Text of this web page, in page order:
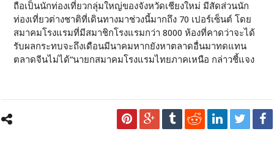
ถือเป็นนักท่องเที่ยวกลุ่มใหญ่ของจังหวัดเชียงใหม่ มีสัดส่วนนัก
ท่องเที่ยวต่างชาติที่เดินทางมาช่วงนี้มากถึง 70 เปอร์เซ็นต์ โดย
สมาคมโรงแรมที่มีสมาชิกโรงแรมกว่า 8000 ห้องที่คาดว่าจะได้
รับผลกระทบจะถึงเดือนมีนาคมหากยังหาตลาดอื่นมาทดแทน
ตลาดจีนไม่ได้”นายกสมาคมโรงแรมไทยภาคเหนือ กล่าวชี้แจง